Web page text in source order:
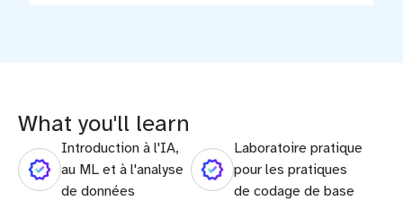
What you'll learn
Introduction à l'IA,
au ML et à l'analyse
de données
Laboratoire pratique
pour les pratiques
de codage de base